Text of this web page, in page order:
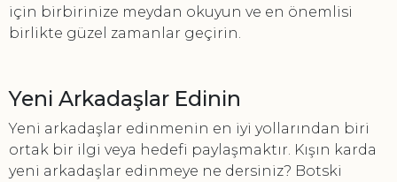
için birbirinize meydan okuyun ve en önemlisi
birlikte güzel zamanlar geçirin.
Yeni Arkadaşlar Edinin
Yeni arkadaşlar edinmenin en iyi yollarından biri
ortak bir ilgi veya hedefi paylaşmaktır. Kışın karda
yeni arkadaşlar edinmeye ne dersiniz? Botski